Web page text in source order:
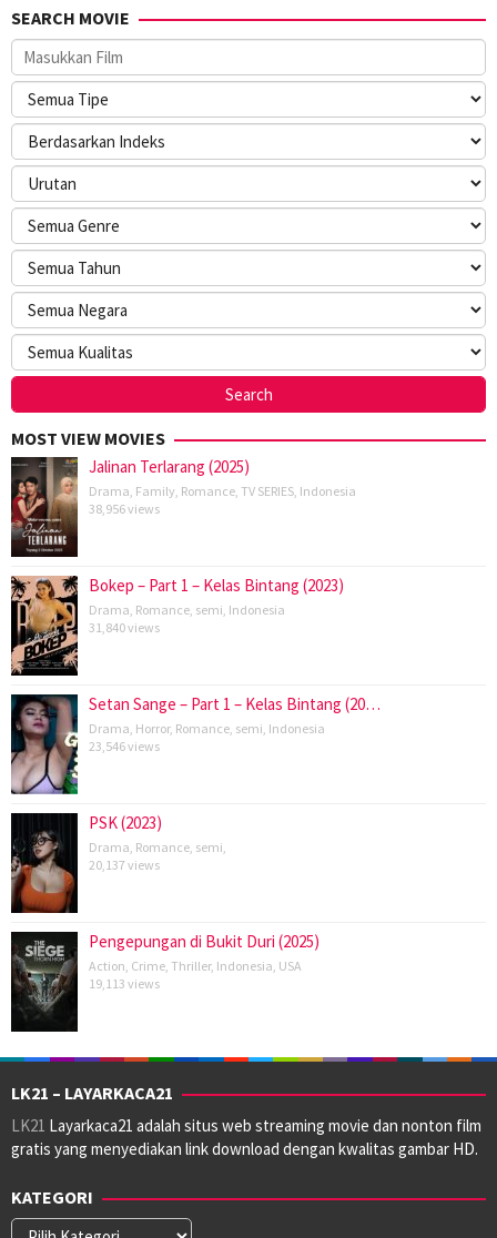
SEARCH MOVIE
MOST VIEW MOVIES
Jalinan Terlarang (2025)
Drama Family Romance TV SERIES Indonesia
38,956 views
Bokep – Part 1 – Kelas Bintang (2023)
Drama Romance semi Indonesia
31,840 views
Setan Sange – Part 1 – Kelas Bintang (20…
Drama Horror, Romance semi Indonesia
23,546 views
PSK (2023)
Drama Romance semi
20,137 views
Pengepungan di Bukit Duri (2025)
Action Crime Thriller, Indonesia USA
19,113 views
LK21 – LAYARKACA21
LK21 Layarkaca21 adalah situs web streaming movie dan nonton film
gratis yang menyediakan link download dengan kwalitas gambar HD.
KATEGORI
Kategori